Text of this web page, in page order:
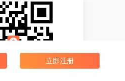
立即注册